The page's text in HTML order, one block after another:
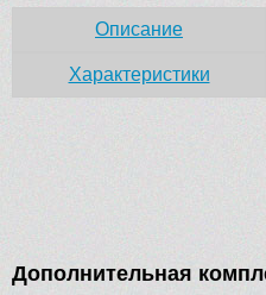
Описание
Характеристики
Дополнительная